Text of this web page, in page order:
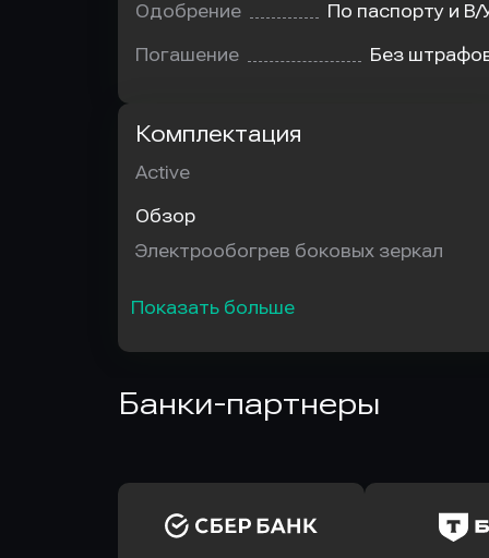
Одобрение По паспорту и В/
Погашение Без
Комплектация
Active
Обзор
Электрообогрев боковых зеркал
Показать больше
Банки-партнеры